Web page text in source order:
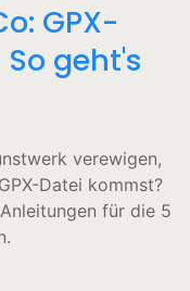
GPX-
geht's
verewigen,
Datei kommst?
für die 5